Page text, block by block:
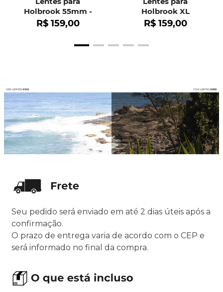
Holbrook 55mm -
OO9102
R$ 159,00
Holbrook XL
R$ 159,00
Seu pedido será enviado em até 2 dias úteis após a
confirmação.
O prazo de entrega varia de acordo com o CEP e
será informado no final da compra.